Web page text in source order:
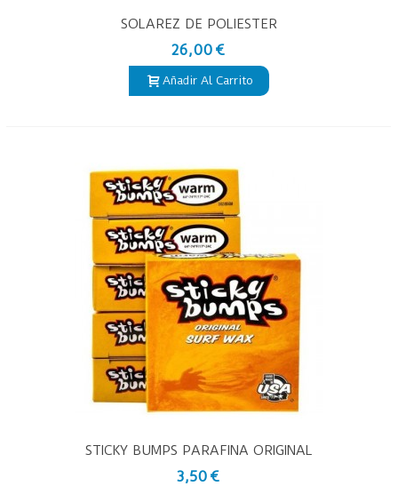
SOLAREZ DE POLIESTER
26,00 €
Añadir Al Carrito
STICKY BUMPS PARAFINA ORIGINAL
WAX
3,50 €